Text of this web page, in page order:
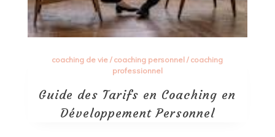
coaching de vie / coaching personnel / coaching
professionnel
Guide des Tarifs en Coaching en
Développement Personnel